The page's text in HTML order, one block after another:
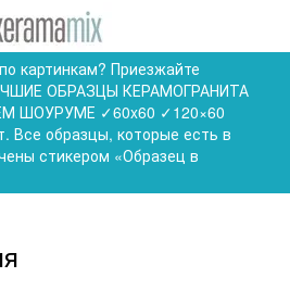
картинкам? Приезжайте
ОБРАЗЦЫ КЕРАМОГРАНИТА
ШОУРУМЕ ✓60x60 ✓120×60
Все образцы, которые есть в
стикером «Образец в